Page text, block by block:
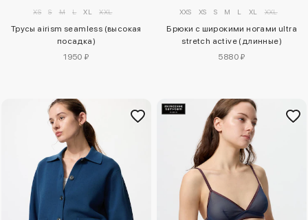
XS S M L XL XXL
Трусы airism seamless (высокая
посадка)
1950 ₽
XXS XS S M L XL XXL
Брюки с широкими ногами ultra
stretch active (длинные)
5880 ₽